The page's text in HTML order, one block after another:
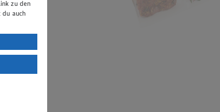
zu den
auch
DSGVO
mit
das